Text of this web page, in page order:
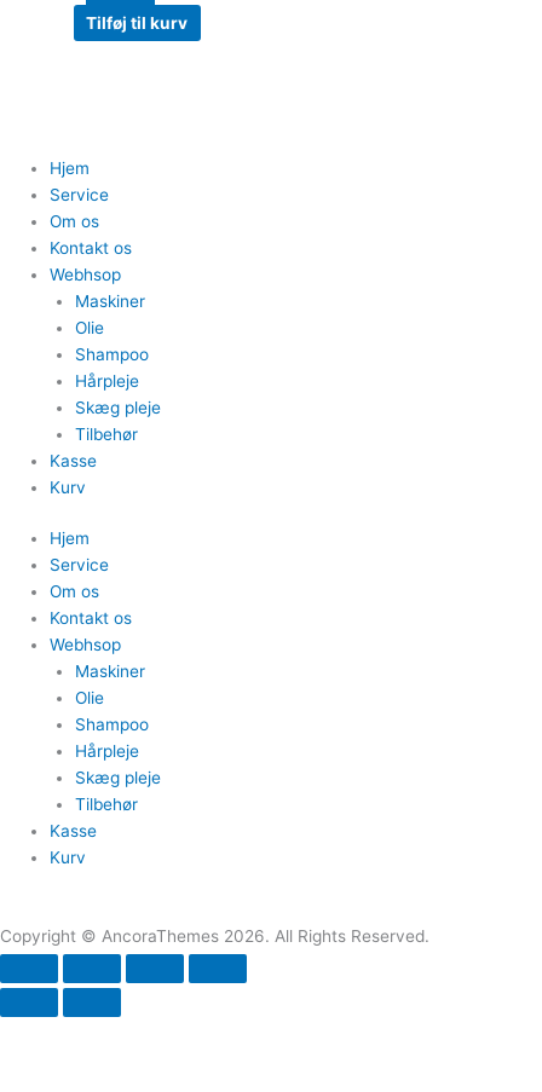
Tilføj til kurv
Hjem
Service
Om os
Kontakt os
Webhsop
Maskiner
Olie
Shampoo
Hårpleje
Skæg pleje
Tilbehør
Kasse
Kurv
Hjem
Service
Om os
Kontakt os
Webhsop
Maskiner
Olie
Shampoo
Hårpleje
Skæg pleje
Tilbehør
Kasse
Kurv
Copyright © AncoraThemes 2026. All Rights Reserved.